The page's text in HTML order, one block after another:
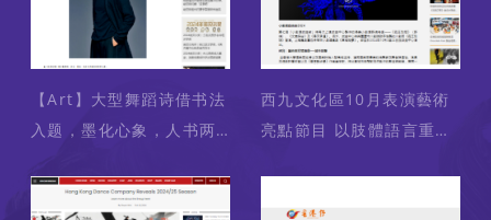
【Art】大型舞蹈诗借书法
入题，墨化心象，人书两
2024-10-03
西九文化區10月表演藝術
亮點節目 以肢體語言重塑